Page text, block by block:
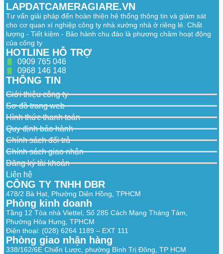
LAPDATCAMERAGIARE.VN
Tư vấn giải pháp đến hoàn thiện hệ thống thông tin và giám sát
cho cơ quan xí nghiệp công ty nhà xưởng nhà ở riêng lẻ. Chất
lượng - Tiết kiệm - Bảo hành chu đáo là phương châm hoạt động
của công ty
HOTLINE HỖ TRỢ
0909 765 046
0968 146 148
THÔNG TIN
Giới thiệu công ty
Sơ đồ trang web
Hình thức thanh toán
Quy định bảo hành
Chính sách đổi trả
Chính sách giao nhận
Đăng ký tài khoản
Liên hệ
CÔNG TY TNHH DBR
478/2 Bà Hạt, Phường Diên Hồng, TPHCM
Phòng kinh doanh
Tầng 12 Tòa nhà Viettel, Số 285 Cách Mạng Tháng Tám,
Phường Hòa Hưng, TPHCM
Điện thoại: (028) 6264 1189 – EXT 111
Phòng giao nhận hàng
338/162/6E Chiến Lược, phường Bình Trị Đông, TP HCM